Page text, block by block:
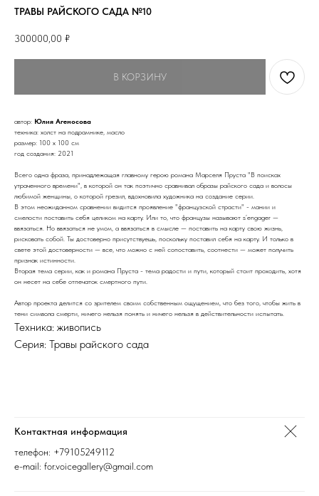
ТРАВЫ РАЙСКОГО САДА №10
300000,00 ₽
В КОРЗИНУ
автор: Юлия Агеносова
техника: холст на подрамнике, масло
размер: 100 х 100 см
год создания: 2021
Всего одна фраза, принадлежащая главному герою романа Марселя Пруста "В поисках
утраченного времени", в которой он так поэтично сравнивал образы райского сада и волосы
любимой женщины, о которой грезил, вдохновила художника на создание серии.
В этом неожиданном сравнении видится проявление "французской страсти" - мании и
смелости поставить себя целиком на карту. Или то, что французы называют s’engager —
ввязаться. Но ввязаться не умом, а ввязаться в смысле — поставить на карту свою жизнь,
рисковать собой. Ты достоверно присутствуешь, поскольку поставил себя на карту. И только в
свете этой достоверности — все, что можно с ней сопоставить, соотнести — может получить
признак истинности.
Вторая тема серии, как и романа Пруста - тема радости и пути, который стоит проходить, хотя
он несет на себе отпечаток смертного пути.
Автор проекта делится со зрителем своим собственным ощущением, что без того, чтобы жить в
тени символа смерти, ничего нельзя понять и ничего нельзя в действительности испытать.
Техника: живопись
Серия: Травы райского сада
Контактная информация
телефон: +79105249112
e-mail: for.voicegallery@gmail.com